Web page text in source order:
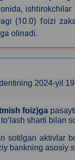
ishtirokchilar
(10.0) foizi
olinadi.
2024-yil
mish foiz)ga
sharti bilan
sotilgan aktivlar
bankning asosiy